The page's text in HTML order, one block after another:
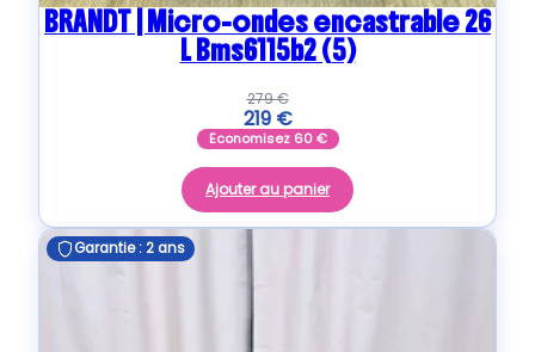
BRANDT | Micro-ondes encastrable 26
L Bms6115b2 (5)
279€
219 €
Economisez 60€
Ajouter au panier
Garantie : 2 ans